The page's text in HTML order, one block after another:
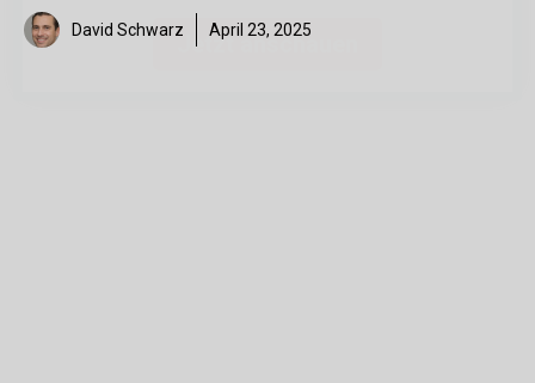
David Schwarz April 23, 2025
Jetzt anschauen